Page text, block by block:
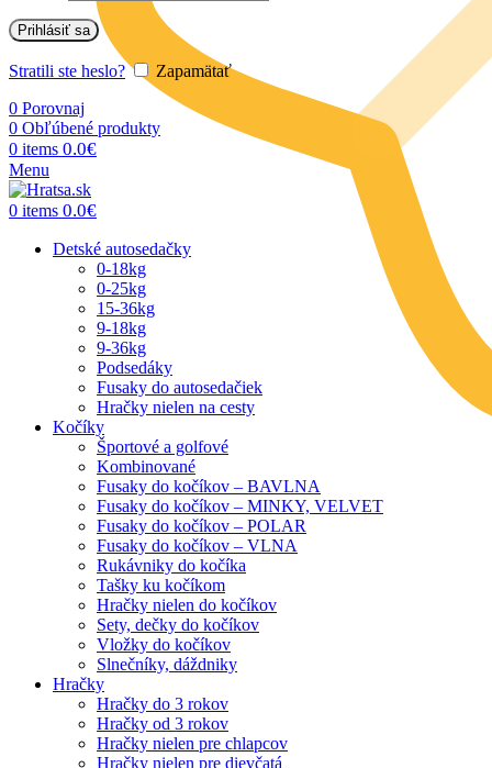
Prihlásiť sa
Stratili ste heslo?
Zapamätať
0 Porovnaj
0 Obľúbené produkty
0 items 0.0€
Menu
0 items 0.0€
Detské autosedačky
0-18kg
0-25kg
15-36kg
9-18kg
9-36kg
Podsedáky
Fusaky do autosedačiek
Hračky nielen na cesty
Kočíky
Športové a golfové
Kombinované
Fusaky do kočíkov – BAVLNA
Fusaky do kočíkov – MINKY, VELVET
Fusaky do kočíkov – POLAR
Fusaky do kočíkov – VLNA
Rukávniky do kočíka
Tašky ku kočíkom
Hračky nielen do kočíkov
Sety, dečky do kočíkov
Vložky do kočíkov
Slnečníky, dáždniky
Hračky
Hračky do 3 rokov
Hračky od 3 rokov
Hračky nielen pre chlapcov
Hračky nielen pre dievčatá